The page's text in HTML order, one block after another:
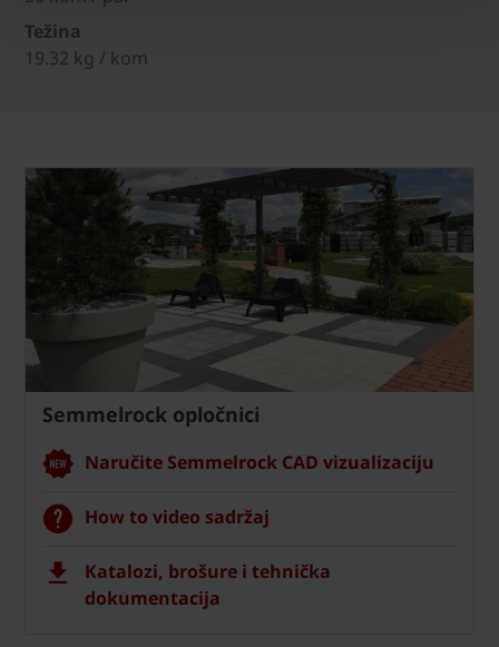
Težina
19.32 kg / kom
Semmelrock opločnici
Naručite Semmelrock CAD vizualizaciju
How to video sadržaj
Katalozi, brošure i tehnička
dokumentacija